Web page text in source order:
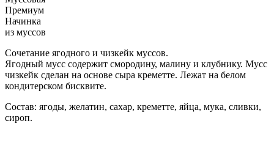
Премиум
Начинка
из муссов
Сочетание ягодного и чизкейк муссов.
Ягодный мусс содержит смородину, малину и клубнику. Мусс
чизкейк сделан на основе сыра креметте. Лежат на белом
кондитерском бисквите.
Состав: ягоды, желатин, сахар, креметте, яйца, мука, сливки,
сироп.